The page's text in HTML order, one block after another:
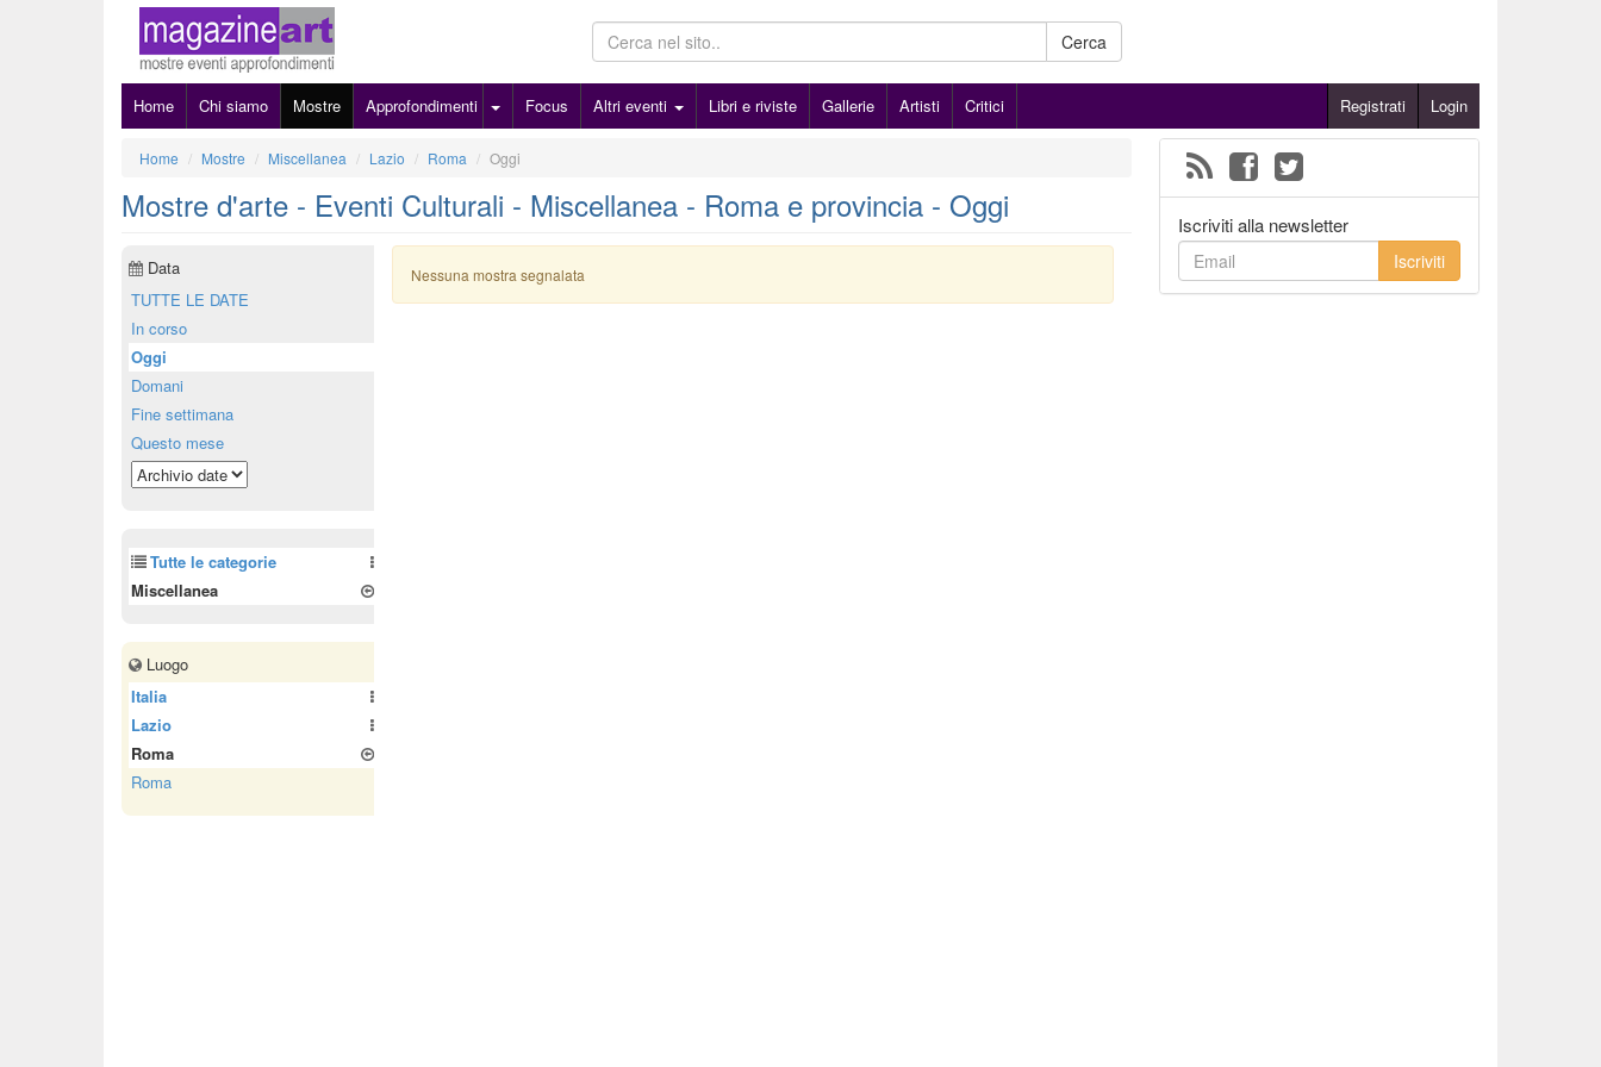
Cerca
Home Chi siamo Mostre Approfondimenti Focus Altri eventi Libri e riviste Gallerie Artisti Critici Registrati Login
Home Mostre Miscellanea Lazio Roma Oggi
Mostre d'arte - Eventi Culturali - Miscellanea - Roma e provincia - Oggi
Nessuna mostra segnalata
Data
TUTTE LE DATE
In corso
Oggi
Domani
Fine settimana
Questo mese
Tutte le categorie
Miscellanea
Luogo
Italia
Lazio
Roma
Roma
Iscriviti alla newsletter
Iscriviti